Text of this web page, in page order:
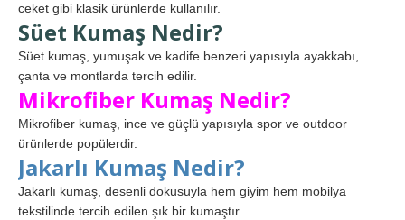
ceket gibi klasik ürünlerde kullanılır.
Süet Kumaş Nedir?
Süet kumaş, yumuşak ve kadife benzeri yapısıyla ayakkabı,
çanta ve montlarda tercih edilir.
Mikrofiber Kumaş Nedir?
Mikrofiber kumaş, ince ve güçlü yapısıyla spor ve outdoor
ürünlerde popülerdir.
Jakarlı Kumaş Nedir?
Jakarlı kumaş, desenli dokusuyla hem giyim hem mobilya
tekstilinde tercih edilen şık bir kumaştır.